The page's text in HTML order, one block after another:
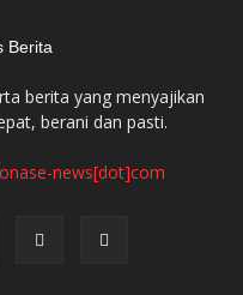
berita yang menyajikan
berani dan pasti.
news[dot]com